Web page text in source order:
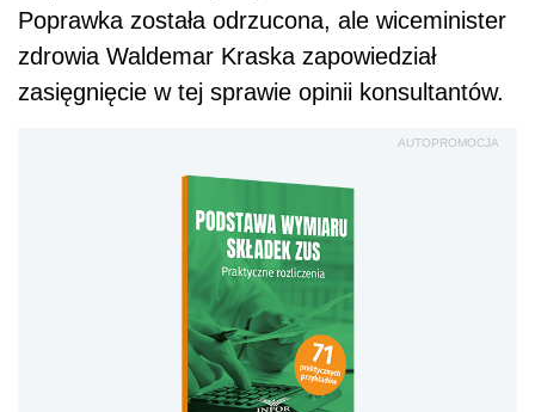
Poprawka została odrzucona, ale wiceminister
zdrowia Waldemar Kraska zapowiedział
zasięgnięcie w tej sprawie opinii konsultantów.
AUTOPROMOCJA